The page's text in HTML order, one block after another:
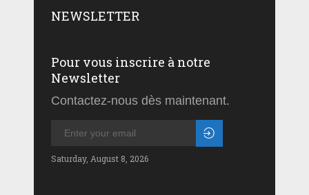
NEWSLETTER
Pour vous inscrire à notre
Newsletter
Contactez-nous dès maintenant.
Saturday, August 8, 2026